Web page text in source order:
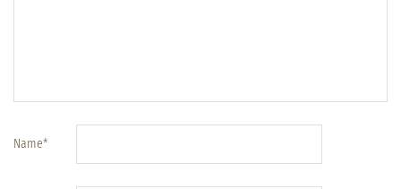
Name*